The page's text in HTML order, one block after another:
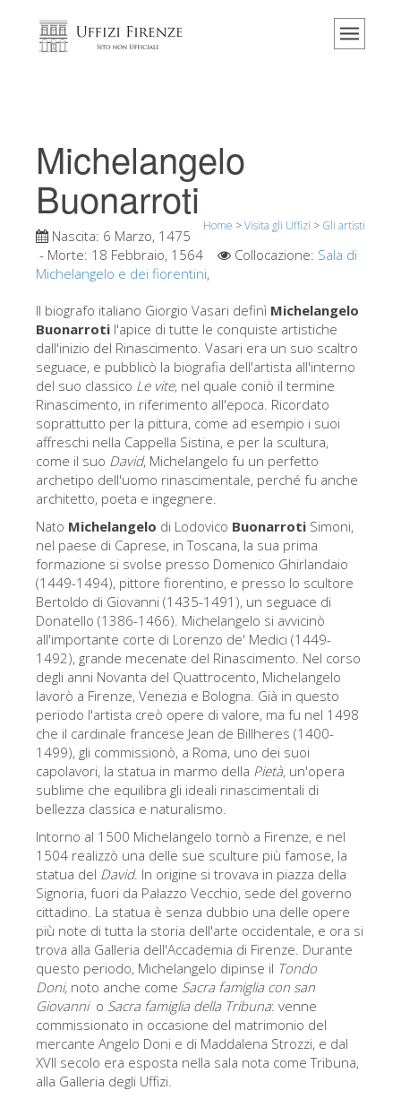
Home
Eventi e mostre
I commenti dei visitatori
Visita gli Uffizi
Tour virtuale
Le opere
Le sale
Gli artisti
Le nuove sale
Musei di Firenze
Galleria dell'Accademia
Galleria Palatina
Museo delle Cappelle Medicee
Museo di san Marco
Museo Archeologico
Opificio delle pietre dure
Museo Galileo
Il giardino di Boboli
La torre di Arnolfo
Corridoio Vasariano
Palazzo Vecchio
Santa Maria Novella
Santa Croce
Prenota ora
Prenota una visita guidata
Solo biglietti ad Ingresso rapido
Michelangelo
Buonarroti
Home >Visita gli Uffizi > Gli artisti
Nascita: 6 Marzo, 1475
- Morte: 18 Febbraio, 1564 Collocazione: Sala di
Michelangelo e dei fiorentini,
Il biografo italiano Giorgio Vasari definì Michelangelo
Buonarroti l'apice di tutte le conquiste artistiche
dall'inizio del Rinascimento. Vasari era un suo scaltro
seguace, e pubblicò la biografia dell'artista all'interno
del suo classico Le vite, nel quale coniò il termine
Rinascimento, in riferimento all'epoca. Ricordato
soprattutto per la pittura, come ad esempio i suoi
affreschi nella Cappella Sistina, e per la scultura,
come il suo David, Michelangelo fu un perfetto
archetipo dell'uomo rinascimentale, perché fu anche
architetto, poeta e ingegnere.
Nato Michelangelo di Lodovico Buonarroti Simoni,
nel paese di Caprese, in Toscana, la sua prima
formazione si svolse presso Domenico Ghirlandaio
(1449-1494), pittore fiorentino, e presso lo scultore
Bertoldo di Giovanni (1435-1491), un seguace di
Donatello (1386-1466). Michelangelo si avvicinò
all'importante corte di Lorenzo de' Medici (1449-
1492), grande mecenate del Rinascimento. Nel corso
degli anni Novanta del Quattrocento, Michelangelo
lavorò a Firenze, Venezia e Bologna. Già in questo
periodo l'artista creò opere di valore, ma fu nel 1498
che il cardinale francese Jean de Billheres (1400-
1499), gli commissionò, a Roma, uno dei suoi
capolavori, la statua in marmo della Pietà, un'opera
sublime che equilibra gli ideali rinascimentali di
bellezza classica e naturalismo.
Intorno al 1500 Michelangelo tornò a Firenze, e nel
1504 realizzò una delle sue sculture più famose, la
statua del David. In origine si trovava in piazza della
Signoria, fuori da Palazzo Vecchio, sede del governo
cittadino. La statua è senza dubbio una delle opere
più note di tutta la storia dell'arte occidentale, e ora si
trova alla Galleria dell'Accademia di Firenze. Durante
questo periodo, Michelangelo dipinse il Tondo
Doni, noto anche come Sacra famiglia con san
Giovanni o Sacra famiglia della Tribuna: venne
commissionato in occasione del matrimonio del
mercante Angelo Doni e di Maddalena Strozzi, e dal
XVII secolo era esposta nella sala nota come Tribuna,
alla Galleria degli Uffizi.